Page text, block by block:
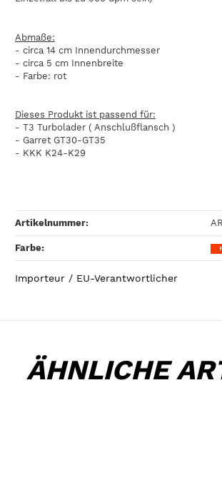
Abmaße:
- circa 14 cm Innendurchmesser
- circa 5 cm Innenbreite
- Farbe: rot
Dieses Produkt ist passend für:
- T3 Turbolader ( Anschlußflansch )
- Garret GT30-GT35
- KKK K24-K29
Artikelnummer:
Farbe‍:
Importeur / EU-Verantwortlicher
ÄHNLICHE